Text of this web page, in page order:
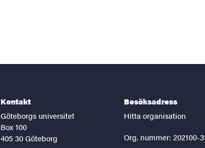
Kontakt
Göteborgs universitet
Box 100
405 30 Göteborg
Besöksadress
Hitta organisation
Org. nummer: 202100-